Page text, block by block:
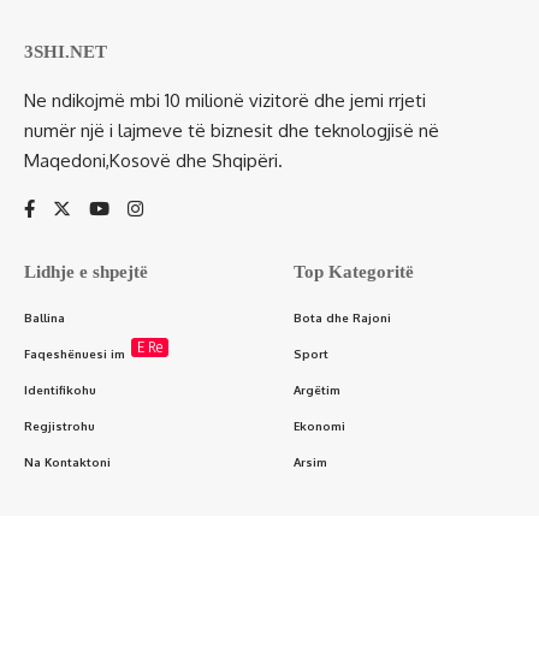
3SHI.NET
Ne ndikojmë mbi 10 milionë vizitorë dhe jemi rrjeti
numër një i lajmeve të biznesit dhe teknologjisë në
Maqedoni,Kosovë dhe Shqipëri.
Lidhje e shpejtë
Ballina
Faqeshënuesi im E Re
Identifikohu
Regjistrohu
Na Kontaktoni
Top Kategoritë
Bota dhe Rajoni
Sport
Argëtim
Ekonomi
Arsim